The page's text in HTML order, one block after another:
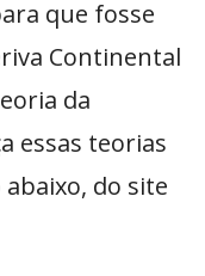
que fosse
Continental
da
essas teorias
do site